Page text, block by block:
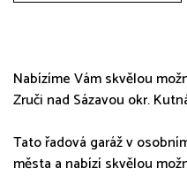
Nabízíme Vám skvělou
Zruči nad Sázavou okr.
Tato řadová garáž v
města a nabízí skvělou